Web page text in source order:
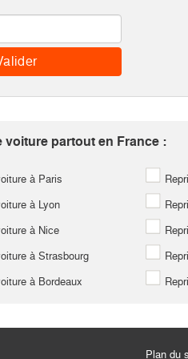
voiture partout en France :
à Paris
à Lyon
à Nice
à Strasbourg
à Bordeaux
Plan du